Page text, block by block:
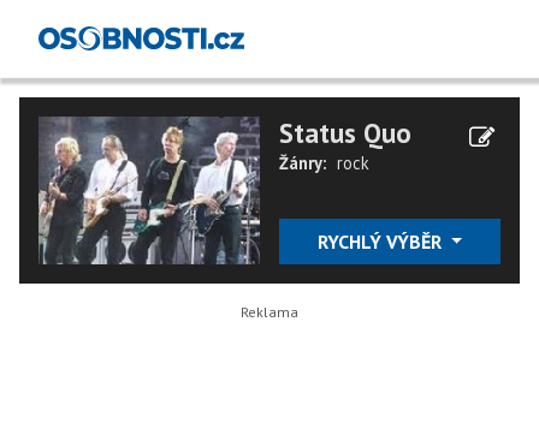
Status Quo
Žánry: rock
RYCHLÝ VÝBĚR